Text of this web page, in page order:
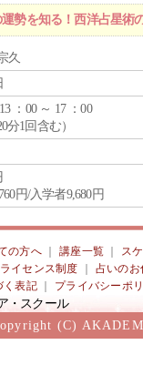
勢を知る！西洋占星術
久
：00 ～ 17 ：00
分1回含む）
円/入学者9,680円
の方へ 講座一覧
ス
イセンス制度
占いのお
く表記 プライバシーポ
(C)